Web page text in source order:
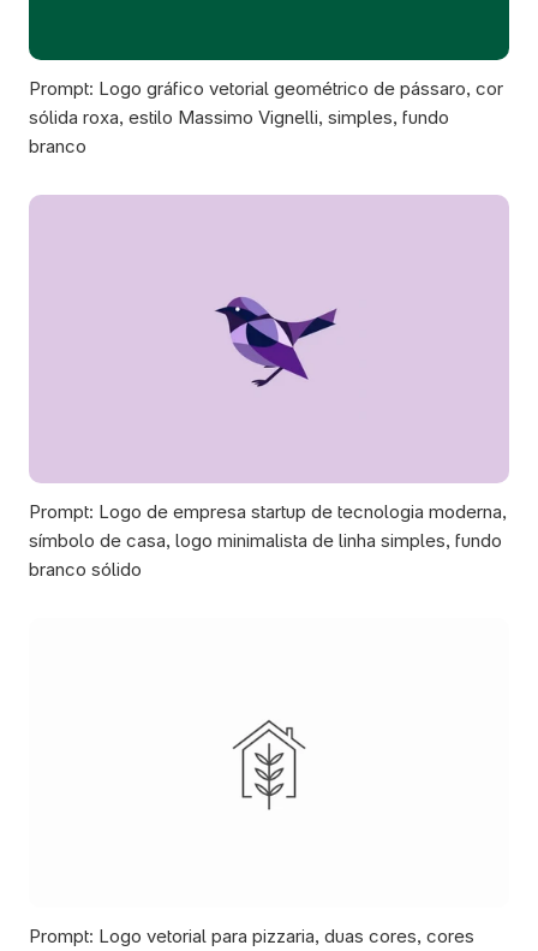
Prompt: Logo gráfico vetorial geométrico de pássaro, cor
sólida roxa, estilo Massimo Vignelli, simples, fundo
branco
Prompt: Logo de empresa startup de tecnologia moderna,
símbolo de casa, logo minimalista de linha simples, fundo
branco sólido
Prompt: Logo vetorial para pizzaria, duas cores, cores